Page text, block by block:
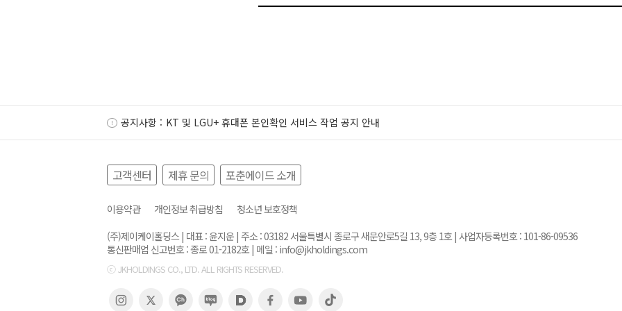
공지사항 : KT 및 LGU+ 휴대폰 본인확인 서비스 작업 공지 안내
고객센터 제휴 문의 포춘에이드 소개
이용약관 개인정보 취급방침
청소년 보호정책
(주)제이케이홀딩스 | 대표 : 윤지운 | 주소 : 03182 서울특별시 종로구 새문안로5길 13, 9층 1호 | 사업자등록번호 : 101-86-09536
통신판매업 신고번호 : 종로 01-2182호 | 메일 : info@jkholdings.com
ⓒ JKHOLDINGS CO., LTD. ALL RIGHTS RESERVED.